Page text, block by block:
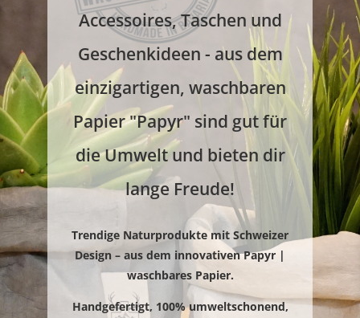
Accessoires, Taschen und
Geschenkideen - aus dem
einzigartigen, waschbaren
Papier "Papyr" sind gut für
die Umwelt und bieten dir
lange Freude!
Trendige Naturprodukte mit Schweizer
Design – aus dem innovativen Papyr |
waschbares Papier.
Handgefertigt, 100% umweltschonend,